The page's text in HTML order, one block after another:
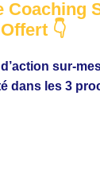
Coaching
Offert 👇
sur-
dans les 3